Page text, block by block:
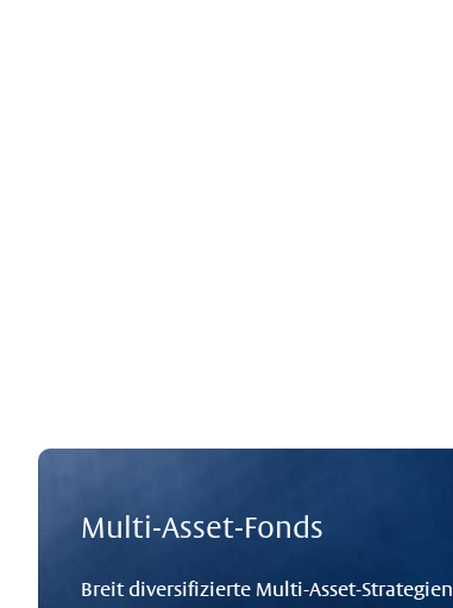
Multi-Asset-Fonds
Breit diversifizierte Multi-Asset-Strategien